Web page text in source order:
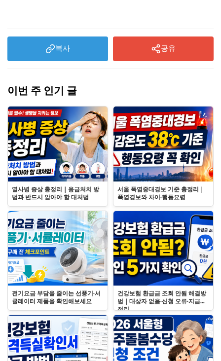
복사 공유
이번 주 인기 글
열사병 증상 총정리｜응급처치 방
법과 반드시 알아야 할 대처법
서울 폭염중대경보 기준 총정리｜
폭염경보와 차이·행동요령
전기요금 부담을 줄이는 선풍기·서
큘레이터 제품을 확인해보세요
건강보험 환급금 조회 안됨 해결방
법｜대상자 없음·신청 오류·지급일
정리